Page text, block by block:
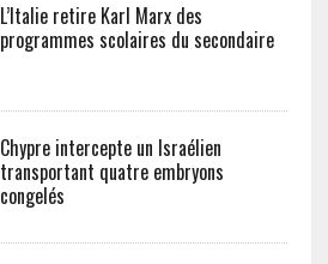
L’Italie retire Karl Marx des
programmes scolaires du secondaire
Chypre intercepte un Israélien
transportant quatre embryons
congelés